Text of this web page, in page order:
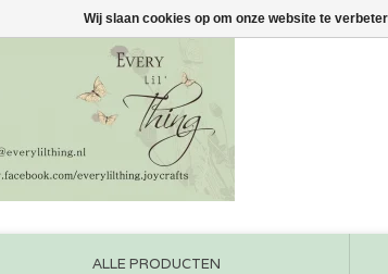
ALLE PRODUCTEN
Wij slaan cookies op om onze website te